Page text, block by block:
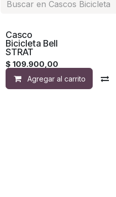
Casco
Bicicleta Bell
STRAT
$ 109.900,00
Agregar al carrito